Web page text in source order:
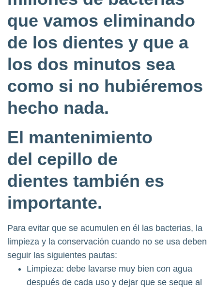
que vamos eliminando
de los dientes y que a
los dos minutos sea
como si no hubiéremos
hecho nada.
El mantenimiento
del cepillo de
dientes también es
importante.
Para evitar que se acumulen en él las bacterias, la
limpieza y la conservación cuando no se usa deben
seguir las siguientes pautas:
Limpieza: debe lavarse muy bien con agua
después de cada uso y dejar que se seque al